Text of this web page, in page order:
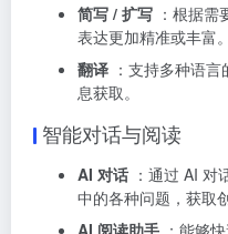
简写 / 扩写 ：根据
表达更加精准或丰富。
翻译 ：支持多种语
息获取。
智能对话与阅读
AI 对话 ：通过 AI
中的各种问题，获取
AI 阅读助手 ：能够